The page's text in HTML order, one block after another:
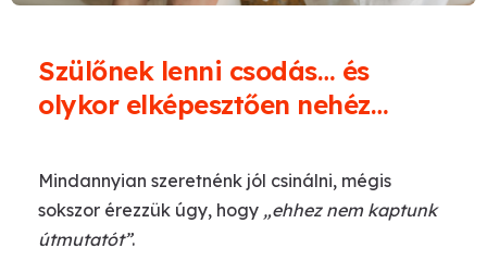
Szülőnek lenni csodás… és
olykor elképesztően nehéz…
Mindannyian szeretnénk jól csinálni, mégis
sokszor érezzük úgy, hogy „ehhez nem kaptunk
útmutatót”.